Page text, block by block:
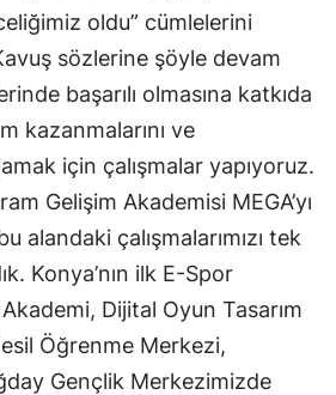
Muğla
Muş
Niğde
Ordu
Rize
Sakarya
Samsun
oldu” cümlelerini
sözlerine şöyle devam
başarılı olmasına katkıda
kazanmalarını ve
için çalışmalar yapıyoruz.
Gelişim Akademisi MEGA’yı
alandaki çalışmalarımızı tek
Konya’nın ilk E-Spor
Dijital Oyun Tasarım
Öğrenme Merkezi,
Gençlik Merkezimizde